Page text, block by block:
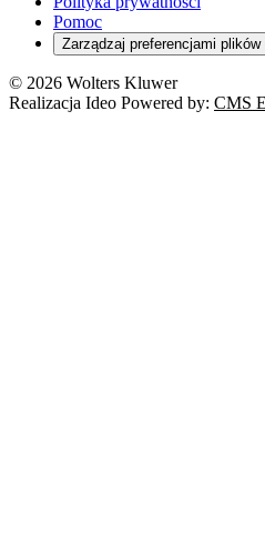
Deregulacja
Cyberbezpieczeństwo
Franczyza
Prawo autorskie
RODO
Pomoc
Zarządzaj preferencjami plików
© 2026 Wolters Kluwer
Realizacja Ideo Powered by: CMS